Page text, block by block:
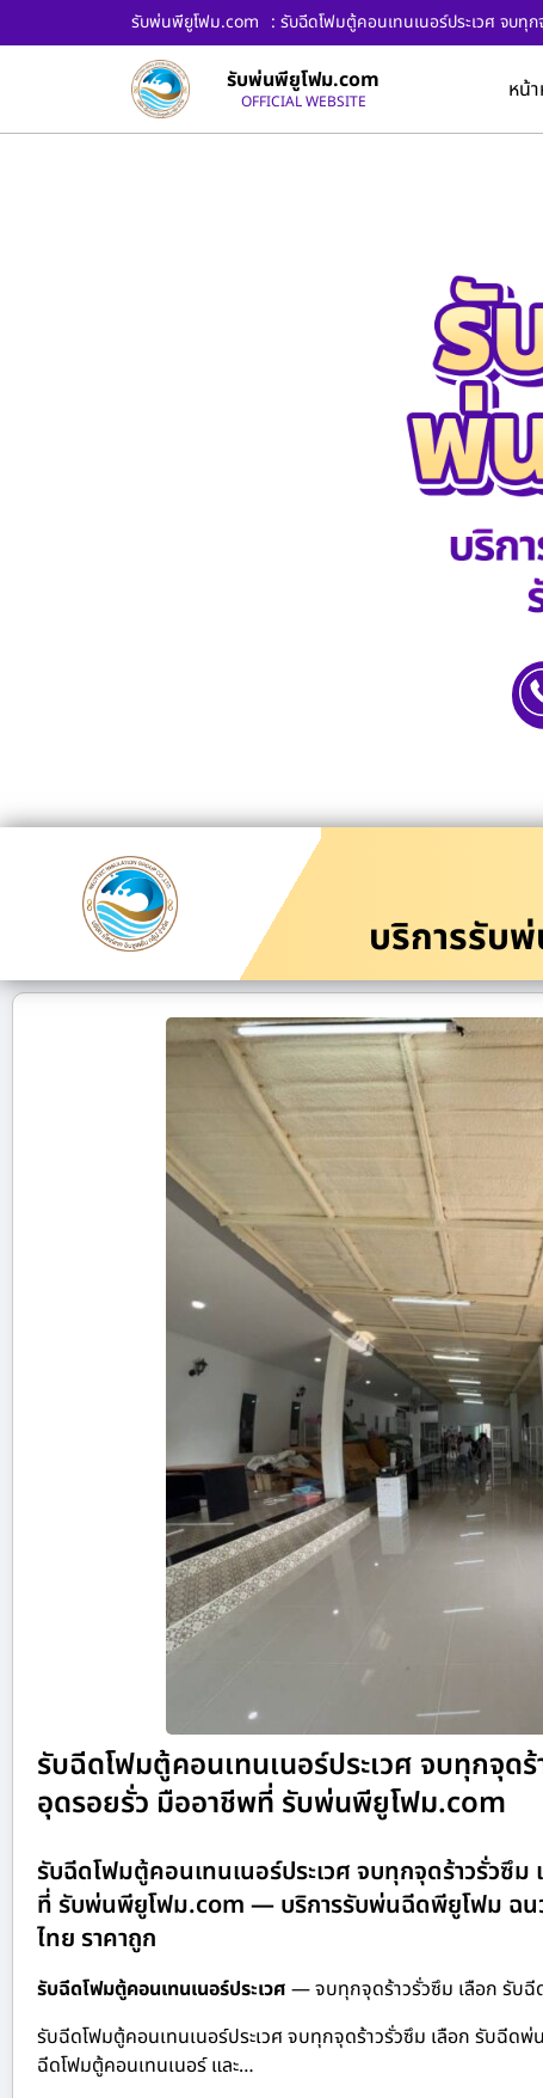
รับพ่นพียูโฟม.com : รับฉีดโฟมตู้คอนเทนเนอร์ประเวศ จบ
รับพ่นพียูโฟม.com
OFFICIAL WEBSITE หน้
บริการรับ
รับฉีดโฟมตู้คอนเทนเนอร์ประเวศ จบทุกจุด
อุดรอยรั่ว มืออาชีพที่ รับพ่นพียูโฟม.com
รับฉีดโฟมตู้คอนเทนเนอร์ประเวศ จบทุกจุดร้าวรั่วซึ
ที่ รับพ่นพียูโฟม.com — บริการรับพ่นฉีดพียูโฟม ฉ
ไทย ราคาถูก
รับฉีดโฟมตู้คอนเทนเนอร์ประเวศ — จบทุกจุดร้าวรั่วซึม เลือก รับ
รับฉีดโฟมตู้คอนเทนเนอร์ประเวศ จบทุกจุดร้าวรั่วซึม เลือก รับฉี
ฉีดโฟมตู้คอนเทนเนอร์ และ…